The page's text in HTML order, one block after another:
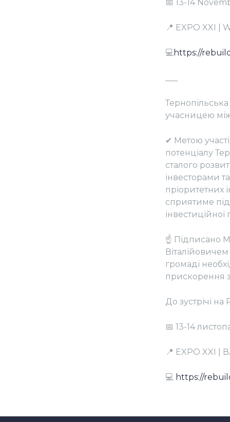
📅 13-14
📍 EXPO XXI |
💻https://
учасницею
✔ Метою
потенціалу
сталого
інвесторами
пріоритетних
сприятиме
☝ Підписано
громаді
прискорення
До зустрічі на
📅 13-14
📍 EXPO
💻 https://